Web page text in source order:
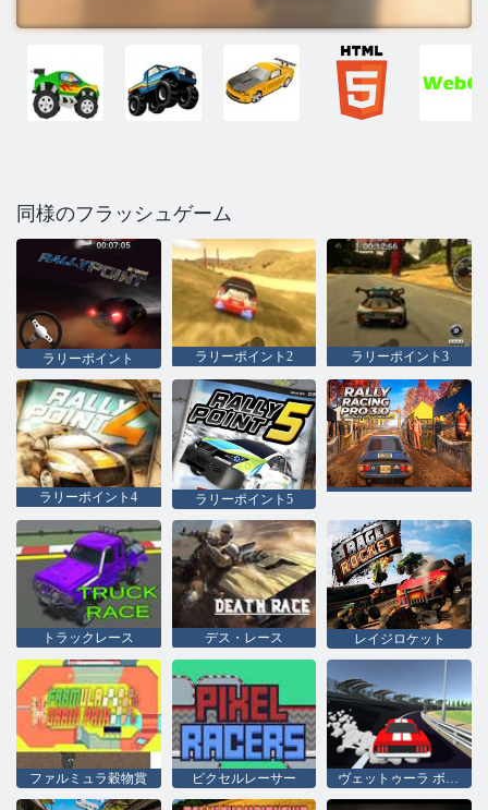
同様のフラッシュゲーム
ラリーポイント ラリーポイント2 ラリーポイント3
ラリーポイント4 ラリーポイント5
トラックレース デス・レース レイジロケット
ファルミュラ穀物賞 ピクセルレーサー ヴェットゥーラ ボランチ